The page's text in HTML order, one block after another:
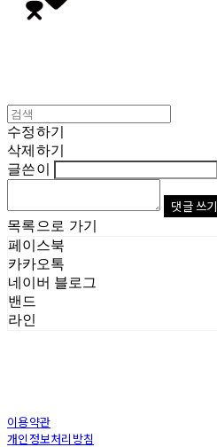
수정하기
삭제하기
글쓴이
댓글 쓰기
목록으로 가기
페이스북
카카오톡
네이버 블로그
밴드
라인
이용약관
개인정보처리방침